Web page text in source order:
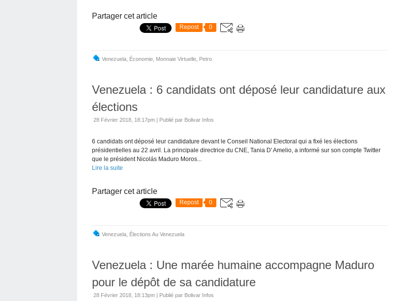
Partager cet article
Repost 0
Venezuela Économie Monnaie Virtuelle Petro
Venezuela : 6 candidats ont déposé leur candidature aux
élections
28 Février 2018, 18:17pm | Publié par Bolivar Infos
6 candidats ont déposé leur candidature devant le Conseil National Electoral qui a fixé les élections
présidentielles au 22 avril. La principale directrice du CNE, Tania D' Amelio, a informé sur son compte Twitter
que le président Nicolás Maduro Moros...
Lire la suite
Partager cet article
Repost 0
Venezuela Élections Au Venezuela
Venezuela : Une marée humaine accompagne Maduro
pour le dépôt de sa candidature
28 Février 2018, 18:13pm | Publié par Bolivar Infos